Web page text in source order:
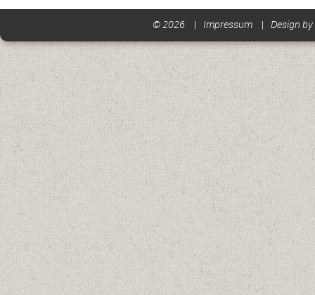
© 2026 Impressum Design